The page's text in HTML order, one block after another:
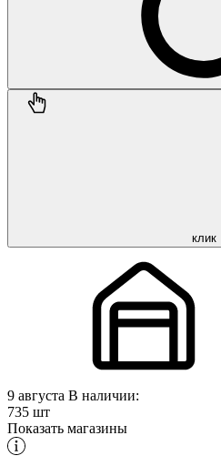
клик
9 августа В наличии:
735 шт
Показать магазины